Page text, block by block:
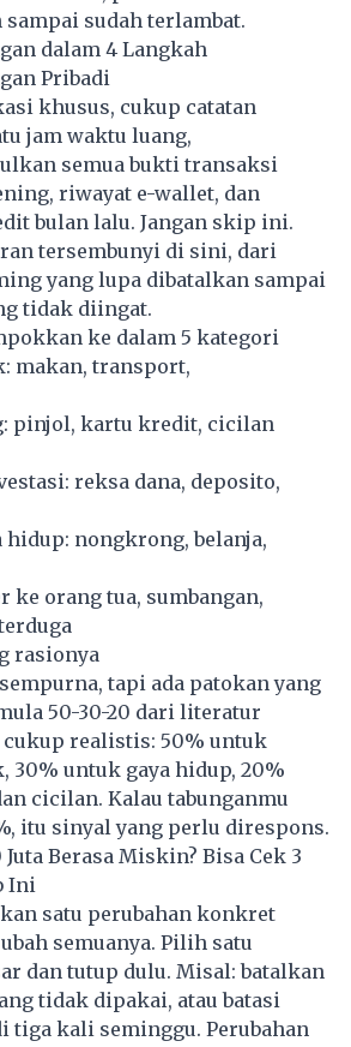
sudah terlambat.
dalam 4 Langkah
Pribadi
khusus, cukup catatan
jam waktu luang,
semua bukti transaksi
riwayat e-wallet, dan
bulan lalu. Jangan skip ini.
tersembunyi di sini, dari
yang lupa dibatalkan sampai
tidak diingat.
ke dalam 5 kategori
makan, transport,
pinjol, kartu kredit, cicilan
reksa dana, deposito,
hidup: nongkrong, belanja,
ke orang tua, sumbangan,
rasionya
tapi ada patokan yang
50-30-20 dari literatur
realistis: 50% untuk
30% untuk gaya hidup, 20%
cicilan. Kalau tabunganmu
itu sinyal yang perlu direspons.
Juta Berasa Miskin? Bisa Cek 3
Ini
satu perubahan konkret
semuanya. Pilih satu
dan tutup dulu. Misal: batalkan
tidak dipakai, atau batasi
tiga kali seminggu. Perubahan